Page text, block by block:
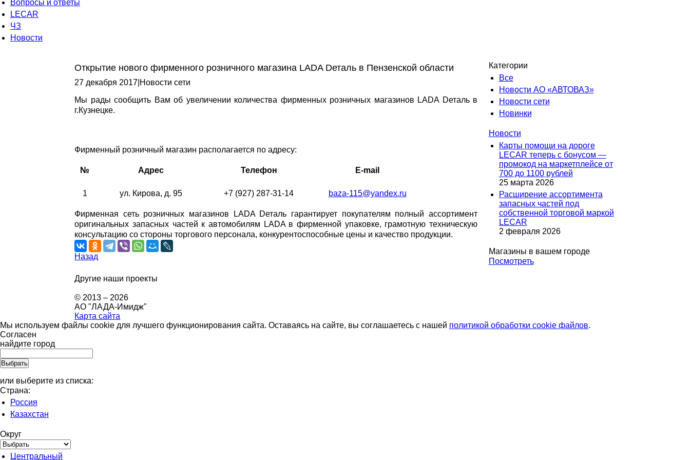
Вопросы и ответы
LECAR
ЧЗ
Новости
Открытие нового фирменного розничного магазина LADA Dеталь в Пензенской области
27 декабря 2017 Новости сети
Мы рады сообщить Вам об увеличении количества фирменных розничных магазинов LADA Dеталь в
г.Кузнецке.
Фирменный розничный магазин располагается по адресу:
№ Адрес Телефон E-mail
1 ул. Кирова, д. 95 +7 (927) 287-31-14 baza-115@yandex.ru
Фирменная сеть розничных магазинов LADA Dеталь гарантирует покупателям полный ассортимент
оригинальных запасных частей к автомобилям LADA в фирменной упаковке, грамотную техническую
консультацию со стороны торгового персонала, конкурентоспособные цены и качество продукции.
Назад
Категории
Все
Новости АО «АВТОВАЗ»
Новости сети
Новинки
Новости
Карты помощи на дороге
LECAR теперь с бонусом —
промокод на маркетплейсе от
700 до 1100 рублей
25 марта 2026
Расширение ассортимента
запасных частей под
собственной торговой маркой
LECAR
2 февраля 2026
Магазины в вашем городе
Посмотреть
Другие наши проекты
© 2013 – 2026
АО "ЛАДА-Имидж"
Карта сайта
Мы используем файлы cookie для лучшего функционирования сайта. Оставаясь на сайте, вы соглашаетесь с нашей политикой обработки cookie файлов.
Согласен
найдите город
или выберите из списка:
Страна:
Россия
Казахстан
Округ
Центральный